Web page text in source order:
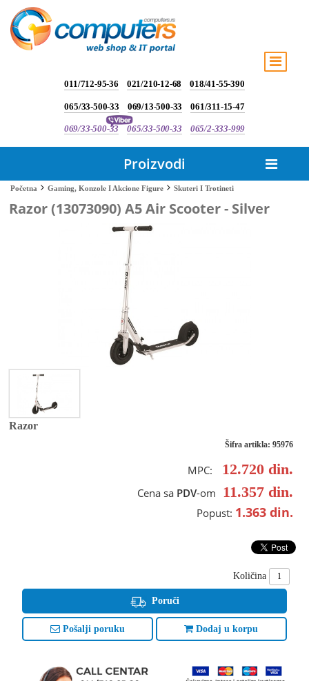
011/712-95-36 021/210-12-68 018/41-55-390
065/33-500-33 069/13-500-33 061/311-15-47
069/33-500-33 065/33-500-33 065/2-333-999
Proizvodi
Početna Gaming, Konzole I Akcione Figure Skuteri I Trotineti
Razor (13073090) A5 Air Scooter - Silver
Razor
Šifra artikla: 95976
MPC: 12.720 din.
Cena sa PDV-om 11.357 din.
Popust: 1.363 din.
Količina
Poruči
Pošalji poruku Dodaj u korpu